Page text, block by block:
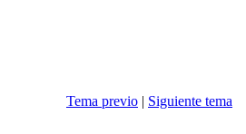
Tema previo | Siguiente tema